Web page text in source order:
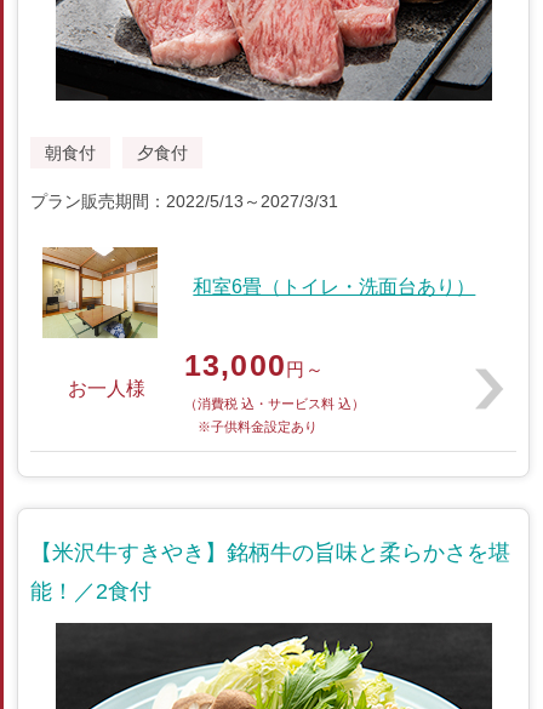
朝食付 夕食付
プラン販売期間：2022/5/13～2027/3/31
和室6畳（トイレ・洗面台あり）
お一人様
13,000円～
（消費税 込・サービス料 込）
※子供料金設定あり
【米沢牛すきやき】銘柄牛の旨味と柔らかさを堪
能！／2食付